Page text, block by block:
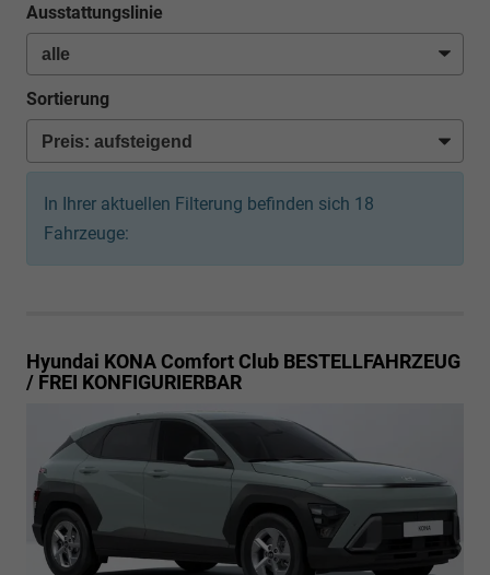
Ausstattungslinie
Sortierung
In Ihrer aktuellen Filterung befinden sich 18
Fahrzeuge:
Hyundai KONAComfort Club BESTELLFAHRZEUG
/ FREI KONFIGURIERBAR